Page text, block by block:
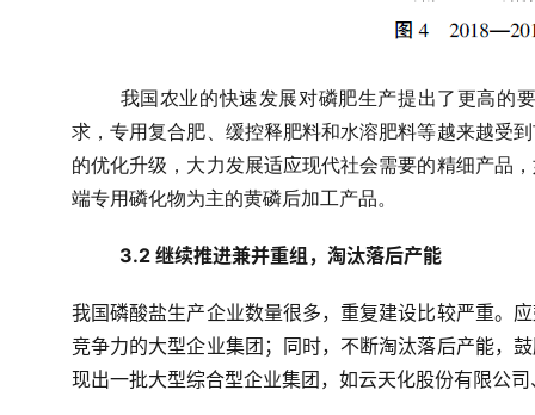
我国农业的快速发展对磷肥生产提出了更高的
求，专用复合肥、缓控释肥料和水溶肥料等越来越受
的优化升级，大力发展适应现代社会需要的精细产品
端专用磷化物为主的黄磷后加工产品。
3.2 继续推进兼并重组，淘汰落后产能
我国磷酸盐生产企业数量很多，重复建设比较严重。
竞争力的大型企业集团；同时，不断淘汰落后产能，
现出一批大型综合型企业集团，如云天化股份有限公